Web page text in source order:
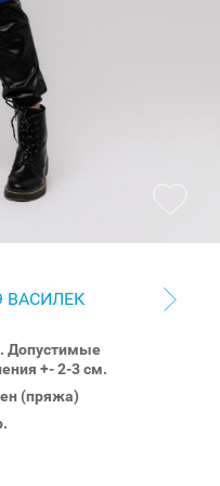
ВАСИЛЕК
Допустимые
+- 2-3 см.
(пряжа)